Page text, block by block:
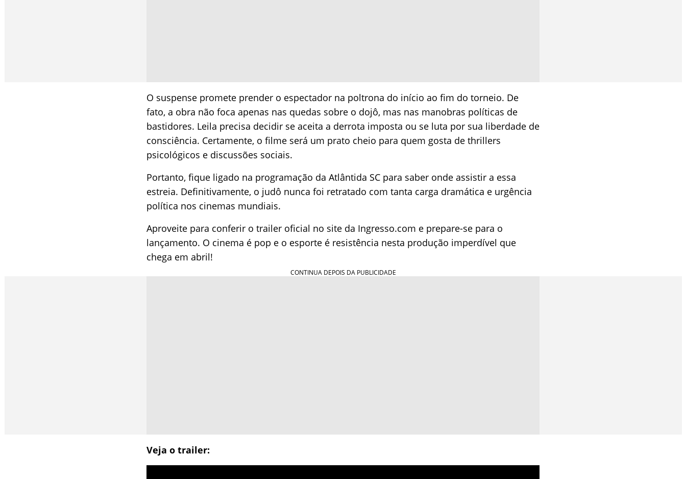
O suspense promete prender o espectador na poltrona do início ao fim do torneio. De
fato, a obra não foca apenas nas quedas sobre o dojô, mas nas manobras políticas de
bastidores. Leila precisa decidir se aceita a derrota imposta ou se luta por sua liberdade de
consciência. Certamente, o filme será um prato cheio para quem gosta de thrillers
psicológicos e discussões sociais.
Portanto, fique ligado na programação da Atlântida SC para saber onde assistir a essa
estreia. Definitivamente, o judô nunca foi retratado com tanta carga dramática e urgência
política nos cinemas mundiais.
Aproveite para conferir o trailer oficial no site da Ingresso.com e prepare-se para o
lançamento. O cinema é pop e o esporte é resistência nesta produção imperdível que
chega em abril!
Veja o trailer: